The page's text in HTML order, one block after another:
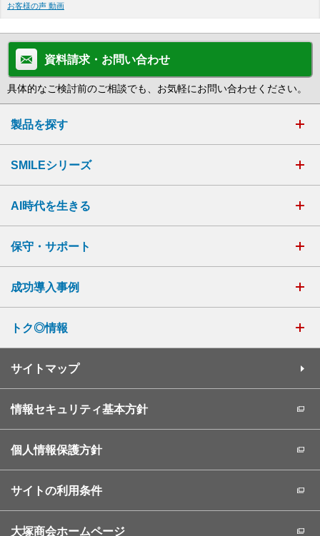
お客様の声 動画
資料請求・お問い合わせ
具体的なご検討前のご相談でも、お気軽にお問い合わせください。
製品を探す
SMILEシリーズ
AI時代を生きる
保守・サポート
成功導入事例
トク◎情報
サイトマップ
情報セキュリティ基本方針
個人情報保護方針
サイトの利用条件
大塚商会ホームページ